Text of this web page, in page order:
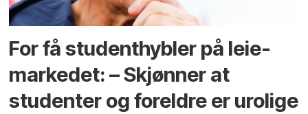
For få student­hybler på leie­
markedet: – Skjønner at
studenter og foreldre er urolige